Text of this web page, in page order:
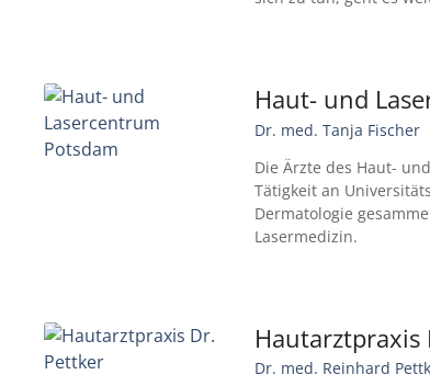
Haut- und
Dr. med. Tanja Fischer
Die Ärzte des Haut-
Tätigkeit an
Dermatologie
Lasermedizin.
Hautarztpraxis
Dr. med. Reinhard